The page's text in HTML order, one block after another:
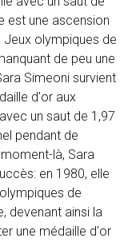
est une ascension
Jeux olympiques de
de peu une
Simeoni survient
d'or aux
un saut de 1,97
pendant de
là, Sara
en 1980, elle
de
devenant ainsi la
une médaille d'or